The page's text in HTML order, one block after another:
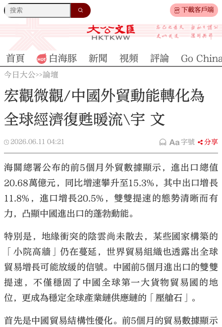
下載客戶端
大公文匯
首頁 白海豚 新聞 視頻 評論 Go
今日大公>>論壇
宏觀微觀/中國外貿動能轉化為
全球經濟復甦暖流\宇 文
2026.06.11 04:21 字號 分享
海關總署公布的前5個月外貿數據顯示，進出口總值
20.68萬億元，同比增速攀升至15.3%，其中出口增長
11.8%，進口增長20.5%，雙雙提速的態勢清晰而有
力，凸顯中國進出口的蓬勃動能。
特別是，地緣衝突的陰雲尚未散去，某些國家構築的
「小院高牆」仍在蔓延，世界貿易組織也透露出全球
貿易增長可能放緩的信號。中國前5個月進出口的雙雙
提速，不僅穩固了中國全球第一大貨物貿易國的地
位，更成為穩定全球產業鏈供應鏈的「壓艙石」。
首先是中國貿易結構性優化。前5個月的貿易數據顯示